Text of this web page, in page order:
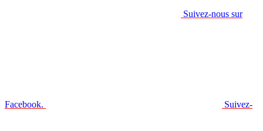
Suivez-nous sur
Facebook. Suivez-